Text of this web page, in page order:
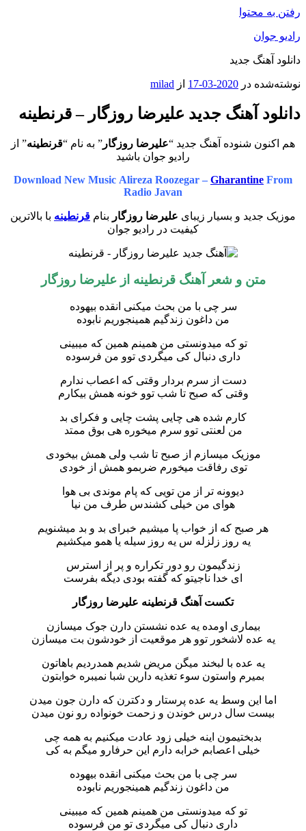
رفتن به محتوا
رادیو جوان
دانلود آهنگ جدید
نوشته‌شده در 2020-03-17 از milad
دانلود آهنگ جدید علیرضا روزگار – قرنطینه
هم اکنون شنوده آهنگ جدید “علیرضا روزگار ” به نام “قرنطینه” از
رادیو جوان باشید
Download New Music Alireza Roozegar – Gharantine From
Radio Javan
موزیک جدید و بسیار زیبای علیرضا روزگار بنام قرنطینه با بالاترین
کیفیت در رادیو جوان
متن و شعر آهنگقرنطینه ازعلیرضا روزگار
سر چی با من بحث میکنی انقده بیهوده
من داغون زندگیم همینجوریم نابوده
تو که میدونستی من همینم همین که میبینی
داری دنبال کی میگردی توو من فرسوده
دست از سرم بردار وقتی که اعصاب ندارم
وقتی که صبح تا شب توو خونه همش بیکارم
کارم شده هی چایی پشت چایی و فکرای بد
من لعنتی توو سرم میخوره هی بوق ممتد
موزیک میسازم از صبح تا شب ولی همش بیخودی
توی رفاقت میخورم ضربمو همش از خودی
دیوونه تر از من تویی که پام موندی بی هوا
هوای من خیلی کشندس طرف من نیا
هر صبح که از خواب پا میشیم خبرای بد و بد میشنویم
یه روز زلزله س یه روز سیله یا همو میکشیم
زندگیمون رو دور تکراره و پر از استرس
ای خدا ناجیتو که گفته بودی دیگه بفرست
تکست آهنگ قرنطینه علیرضا روزگار
بیماری اومده یه عده نشستن دارن جوک میسازن
یه عده لاشخور توو هر موقعیت از خودشون بت میسازن
یه عده با لبخند میگن مریض شدیم همدردیم باهاتون
بمیرم واستون سوء تغذیه دارین شبا نمیبره خوابتون
اما این وسط یه عده پرستار و دکترن که دارن جون میدن
بیست سال درس خوندن و زحمت خونواده رو نون میدن
بدبختیمون اینه خیلی زود عادت میکنیم به همه چی
خیلی اعصابم خرابه دارم این حرفارو میگم به کی
سر چی با من بحث میکنی انقده بیهوده
من داغون زندگیم همینجوریم نابوده
تو که میدونستی من همینم همین که میبینی
داری دنبال کی میگردی تو من فرسوده